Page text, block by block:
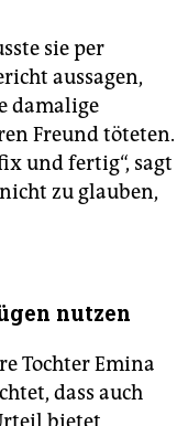
sie per
aussagen,
damalige
Freund töteten.
und fertig“, sagt
zu glauben,
nutzen
Tochter Emina
dass auch